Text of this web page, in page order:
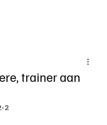
trainer aan
2